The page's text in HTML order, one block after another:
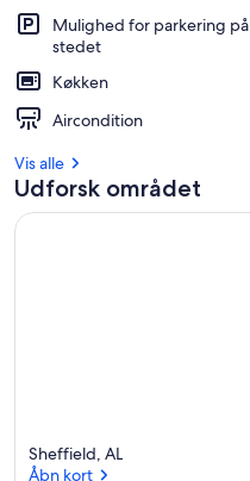
Mulighed for parkering på
stedet
Køkken
Aircondition
Vis alle
Udforsk området
Sheffield, AL
Åbn kort